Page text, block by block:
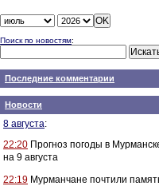
Поиск по новостям:
Последние комментарии
Новости
8 августа:
22:20 Прогноз погоды в
на 9 августа
22:19 Мурманчане почтили